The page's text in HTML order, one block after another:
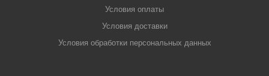
Условия оплаты
Условия доставки
Условия обработки персональных данных